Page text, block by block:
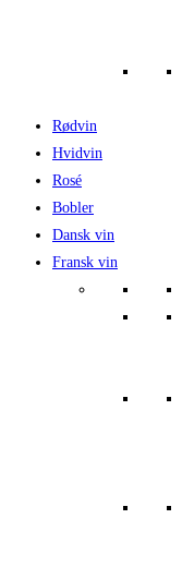
Rødvin
Hvidvin
Rosé
Bobler
Dansk vin
Fransk vin